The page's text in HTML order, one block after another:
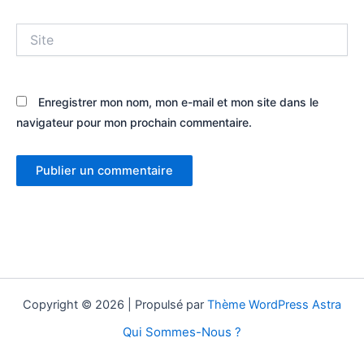
Enregistrer mon nom, mon e-mail et mon site dans le
navigateur pour mon prochain commentaire.
Copyright © 2026 | Propulsé par Thème WordPress Astra
Qui Sommes-Nous ?